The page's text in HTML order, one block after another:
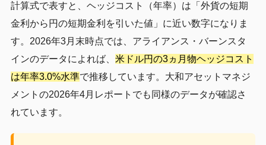
計算式で表すと、ヘッジコスト（年率）は「外貨の短期
金利から円の短期金利を引いた値」に近い数字になりま
す。2026年3月末時点では、アライアンス・バーンスタ
インのデータによれば、 米ドル円の3ヵ月物ヘッジコスト
は年率3.0%水準で推移しています。大和アセットマネジ
メントの2026年4月レポートでも同様のデータが確認さ
れています。